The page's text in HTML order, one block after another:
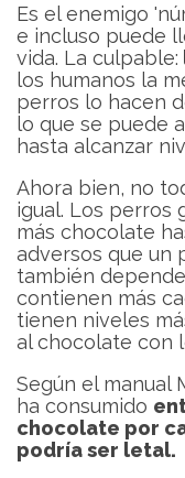
Es el enemigo
e incluso puede
vida. La culpable:
los humanos la
perros lo hacen
lo que se puede
hasta alcanzar
Ahora bien, no
igual. Los perros
más chocolate
adversos que un
también
contienen más
tienen niveles
al chocolate con
Según el manual
ha consumido
chocolate por
podría ser letal.